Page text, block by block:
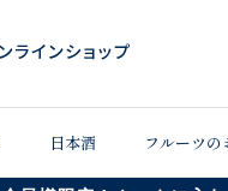
日本酒 フルーツの